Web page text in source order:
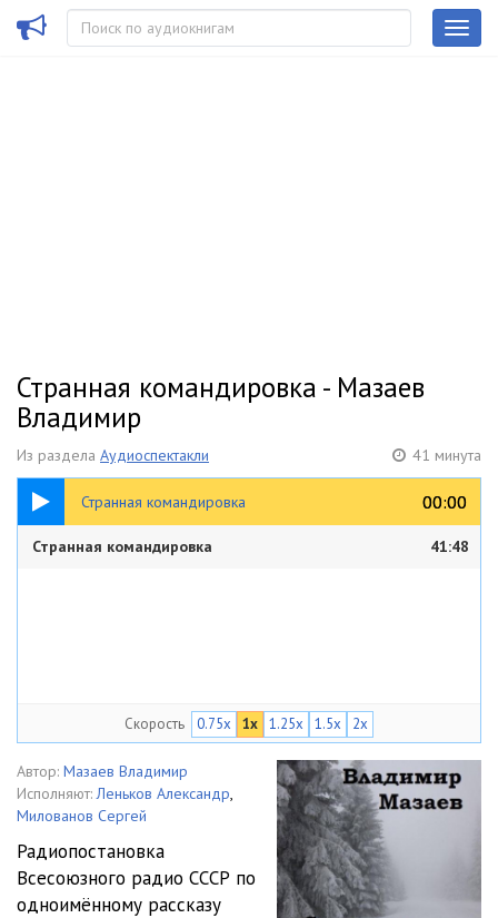
Странная командировка - Мазаев
Владимир
Из раздела Аудиоспектакли 41 минута
Странная командировка 00:00
00:00
41:48
Странная командировка 41:48
Скорость 0.75x 1x 1.25x 1.5x 2x
Автор: Мазаев Владимир
Исполняют: Леньков Александр,
Милованов Сергей
Радиопостановка
Всесоюзного радио СССР по
одноимённому рассказу